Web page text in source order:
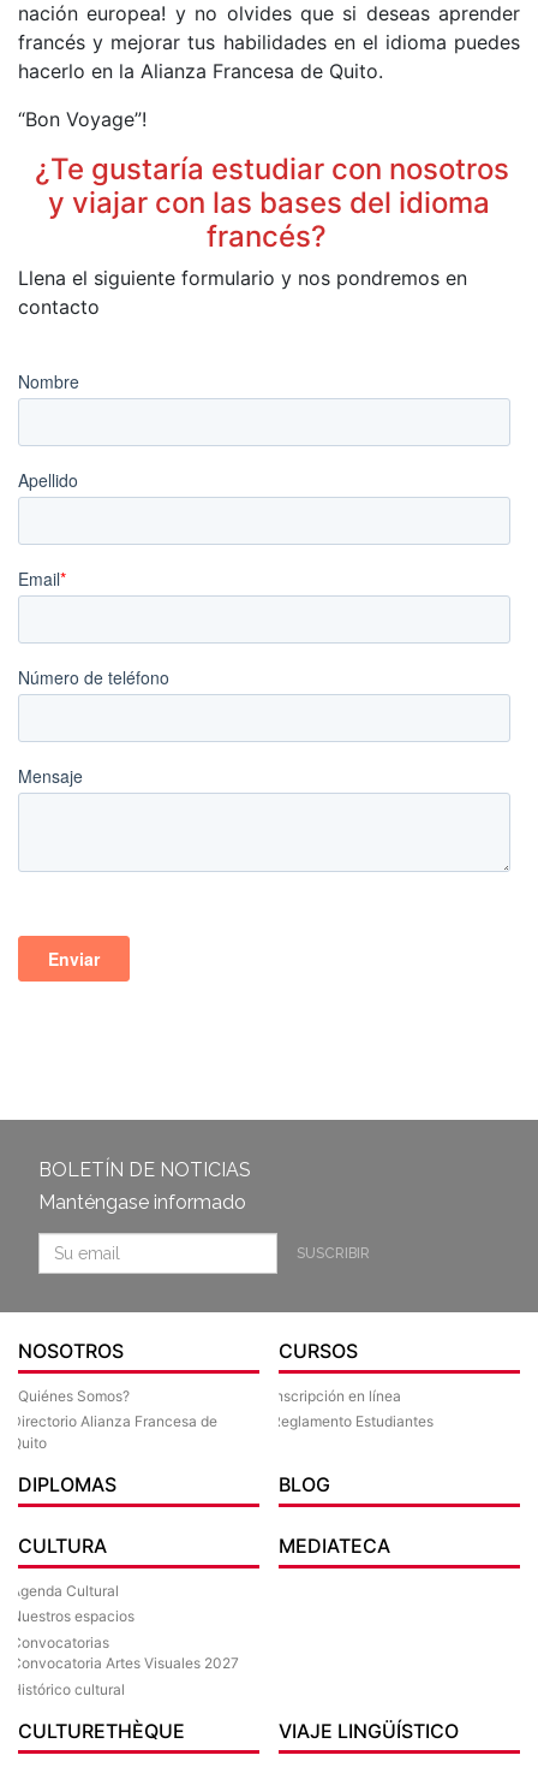
nación europea! y no olvides que si deseas aprender
francés y mejorar tus habilidades en el idioma puedes
hacerlo en la Alianza Francesa de Quito.
“Bon Voyage”!
¿Te gustaría estudiar con nosotros
y viajar con las bases del idioma
francés?
Llena el siguiente formulario y nos pondremos en
contacto
BOLETÍN DE NOTICIAS
Manténgase informado
SUSCRIBIR
NOSOTROS
¿Quiénes Somos?
Directorio Alianza Francesa de
Quito
CURSOS
Inscripción en línea
Reglamento Estudiantes
DIPLOMAS BLOG
CULTURA
Agenda Cultural
Nuestros espacios
Convocatorias
Convocatoria Artes Visuales 2027
Histórico cultural
MEDIATECA
CULTURETHÈQUE VIAJE LINGÜÍSTICO